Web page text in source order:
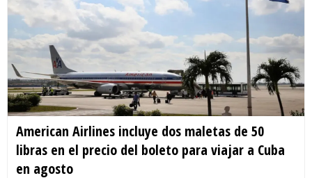
American Airlines incluye dos maletas de 50
libras en el precio del boleto para viajar a Cuba
en agosto